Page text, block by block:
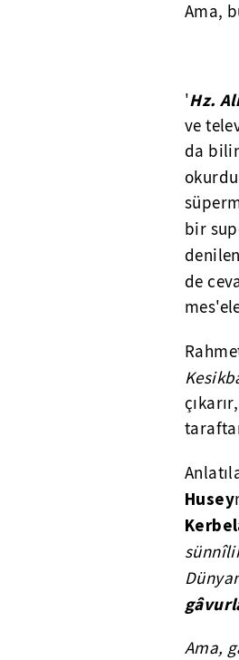
Ama,
'Hz.
ve
da
bir
de
Husey
Ama,